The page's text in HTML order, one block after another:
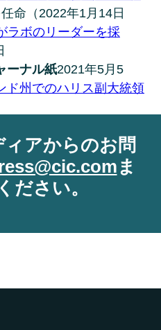
命（2022年1月14日
ラボのリーダーを採
ーナル紙2021年5月5
ド州でのハリス副大統領
アからのお問
ま
ださい。